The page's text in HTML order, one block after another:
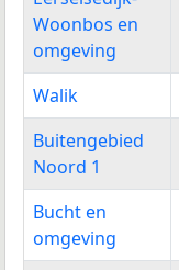
Woonbos en
omgeving
Walik
Buitengebied
Noord 1
Bucht en
omgeving